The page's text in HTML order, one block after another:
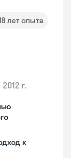
лет опыта
2012 г.
к